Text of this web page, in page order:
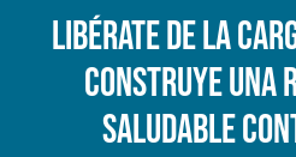
Libérate de la
construye una
saludable